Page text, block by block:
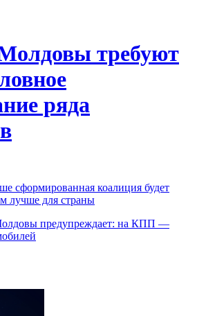
требуют
ряда
сформированная коалиция будет
лучше для страны
предупреждает: на КПП —